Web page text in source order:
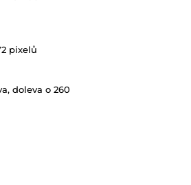
pixelů
doleva o 260